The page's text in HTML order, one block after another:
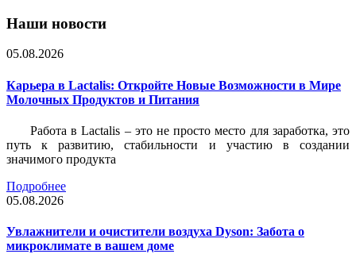
Наши новости
05.08.2026
Карьера в Lactalis: Откройте Новые Возможности в Мире
Молочных Продуктов и Питания
Работа в Lactalis – это не просто место для заработка, это
путь к развитию, стабильности и участию в создании
значимого продукта
Подробнее
05.08.2026
Увлажнители и очистители воздуха Dyson: Забота о
микроклимате в вашем доме